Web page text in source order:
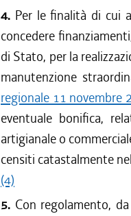
4. Per le finalità di cui
concedere
di Stato, per la
manutenzione
regionale 11 novembre
eventuale bonifica,
artigianale o
censiti catastalmente
(4)
5. Con regolamento,